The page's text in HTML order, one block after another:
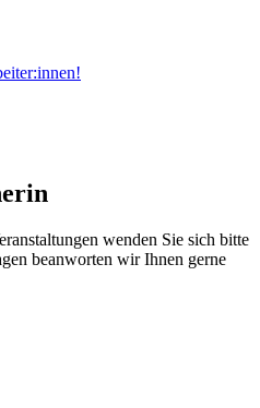
wenden Sie sich bitte
beanworten wir Ihnen gerne